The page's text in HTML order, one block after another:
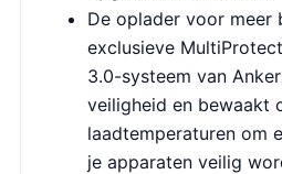
De oplader voor meer
exclusieve
3.0-systeem van
veiligheid en bewaakt
laadtemperaturen om
je apparaten veilig